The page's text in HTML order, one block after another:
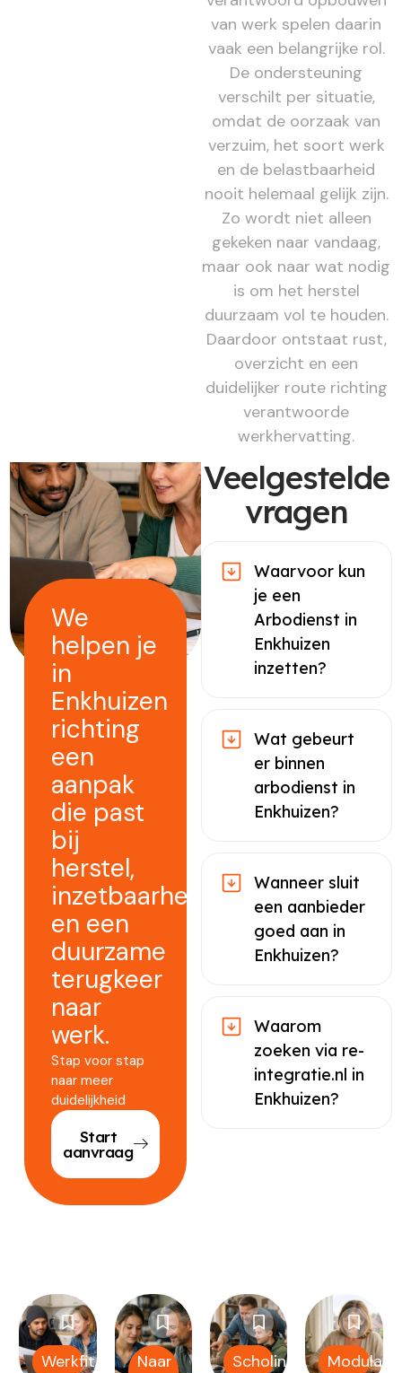
van werk spelen daarin
vaak een belangrijke rol.
De ondersteuning
verschilt per situatie,
omdat de oorzaak van
verzuim, het soort werk
en de belastbaarheid
nooit helemaal gelijk zijn.
Zo wordt niet alleen
gekeken naar vandaag,
maar ook naar wat nodig
is om het herstel
duurzaam vol te houden.
Daardoor ontstaat rust,
overzicht en een
duidelijker route richting
verantwoorde
werkhervatting.
We
helpen je
in
Enkhuizen
richting
een
aanpak
die past
bij
herstel,
inzetbaarheid
en een
duurzame
terugkeer
naar
werk.
Stap voor stap
naar meer
duidelijkheid
Start
aanvraag
Veelgestelde
vragen
Waarvoor kun
je een
Arbodienst in
Enkhuizen
inzetten?
Wat gebeurt
er binnen
arbodienst in
Enkhuizen?
Wanneer sluit
een aanbieder
goed aan in
Enkhuizen?
Waarom
zoeken via re-
integratie.nl in
Enkhuizen?
Werkfit
Naar
Scholing Modulair